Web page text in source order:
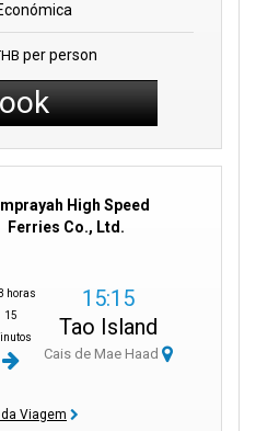
per person
High Speed
Ferries Co., Ltd.
horas
15
15:15
Tao Island
Cais de Mae Haad
Viagem